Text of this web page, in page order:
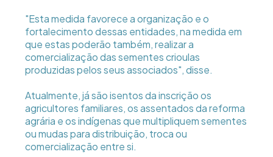
"Esta medida favorece a organização e o
fortalecimento dessas entidades, na medida em
que estas poderão também, realizar a
comercialização das sementes crioulas
produzidas pelos seus associados", disse.
Atualmente, já são isentos da inscrição os
agricultores familiares, os assentados da reforma
agrária e os indígenas que multipliquem sementes
ou mudas para distribuição, troca ou
comercialização entre si.